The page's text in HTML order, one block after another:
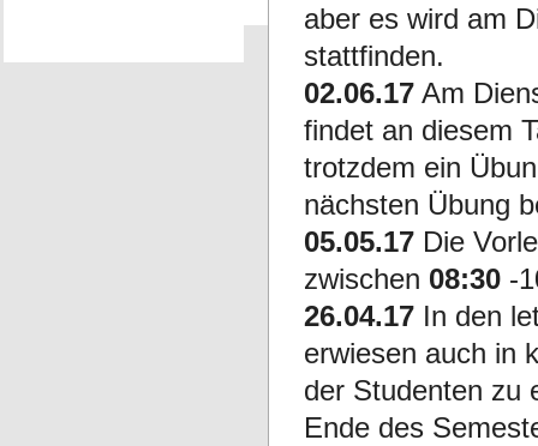
aber es wird am
stattfinden.
02.06.17Am
findet an diesem
trotzdem ein
nächsten Übung
05.05.17Die
zwischen 08:30-
26.04.17In den
erwiesen auch in
der Studenten zu
Ende des